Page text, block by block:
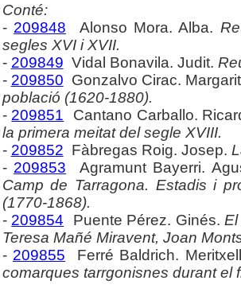
Conté:
- 209848 Alonso Mora. Alba.
segles XVI i XVII.
- 209849 Vidal Bonavila. Judit.
- 209850 Gonzalvo Cirac.
població (1620-1880).
- 209851 Cantano Carballo.
la primera meitat del segle XVIII.
- 209852 Fàbregas Roig. Josep.
- 209853 Agramunt Bayerri.
Camp de Tarragona. Estadis i
(1770-1868).
- 209854 Puente Pérez. Ginés.
Teresa Mañé Miravent, Joan
- 209855 Ferré Baldrich.
comarques tarrgonisnes durant el